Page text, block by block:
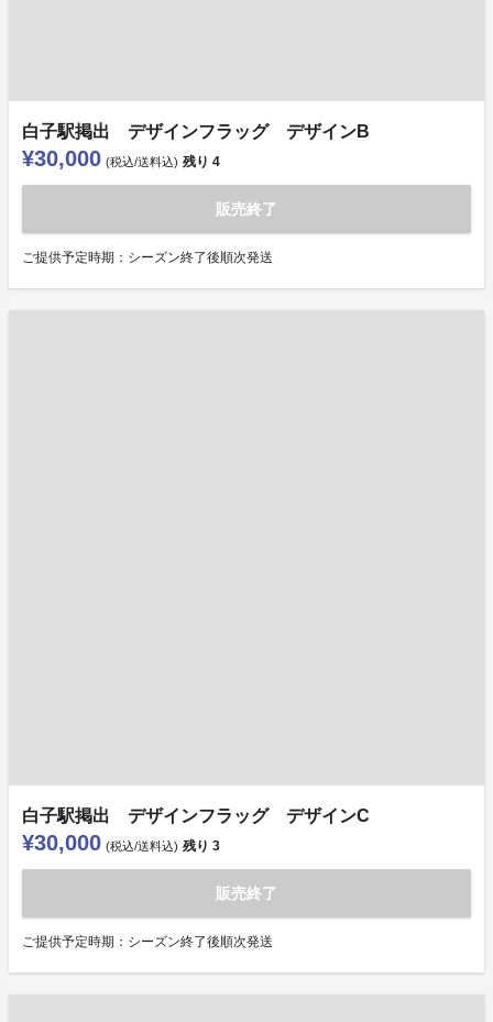
白子駅掲出 デザインフラッグ デザインB
¥30,000 (税込/送料込) 残り 4
販売終了
ご提供予定時期：シーズン終了後順次発送
白子駅掲出 デザインフラッグ デザインC
¥30,000 (税込/送料込) 残り 3
販売終了
ご提供予定時期：シーズン終了後順次発送